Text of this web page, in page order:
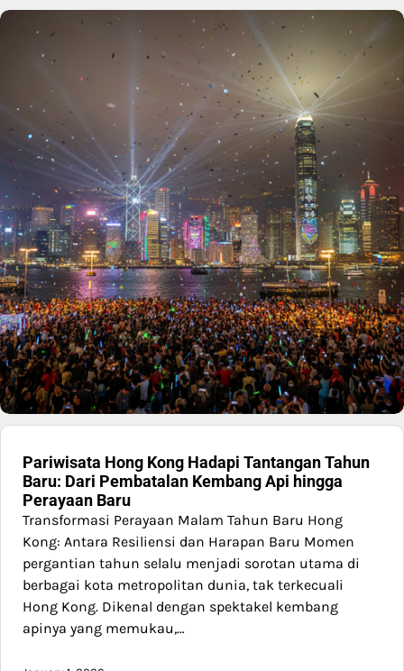
Pariwisata Hong Kong Hadapi Tantangan Tahun
Baru: Dari Pembatalan Kembang Api hingga
Perayaan Baru
Transformasi Perayaan Malam Tahun Baru Hong
Kong: Antara Resiliensi dan Harapan Baru Momen
pergantian tahun selalu menjadi sorotan utama di
berbagai kota metropolitan dunia, tak terkecuali
Hong Kong. Dikenal dengan spektakel kembang
apinya yang memukau,…